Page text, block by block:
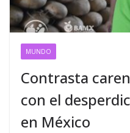
MUNDO
Contrasta
con el
en México